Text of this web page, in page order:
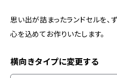
思い出が詰まったランドセルを
心を込めてお作りいたします。
横向きタイプに変更する